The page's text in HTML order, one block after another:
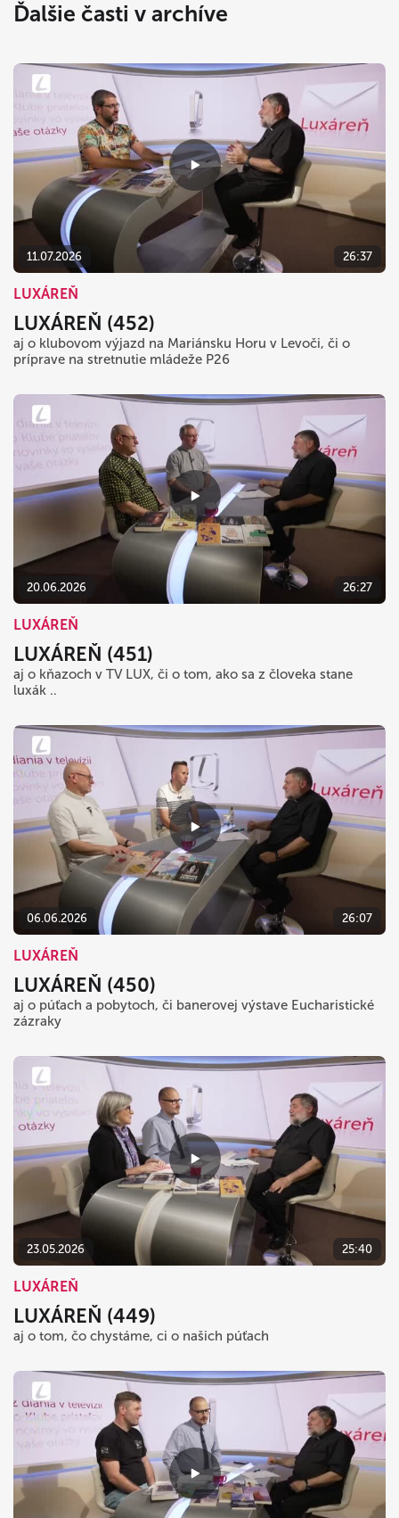
Ďalšie časti v archíve
11.07.2026 26:37
LUXÁREŇ
LUXÁREŇ (452)
aj o klubovom výjazd na Mariánsku Horu v Levoči, či o
príprave na stretnutie mládeže P26
20.06.2026 26:27
LUXÁREŇ
LUXÁREŇ (451)
aj o kňazoch v TV LUX, či o tom, ako sa z človeka stane
luxák ..
06.06.2026 26:07
LUXÁREŇ
LUXÁREŇ (450)
aj o púťach a pobytoch, či banerovej výstave Eucharistické
zázraky
23.05.2026 25:40
LUXÁREŇ
LUXÁREŇ (449)
aj o tom, čo chystáme, ci o našich púťach